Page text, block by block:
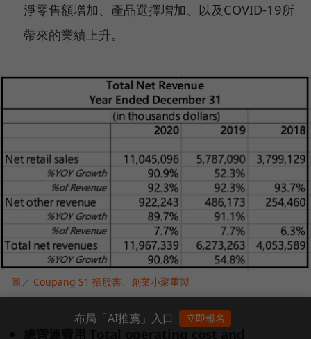
淨零售額增加、產品選擇增加、以及COVID-19所
帶來的業績上升。
圖／ Coupang S1 招股書、創業小聚重製
布局「AI推薦」入口 立即報名